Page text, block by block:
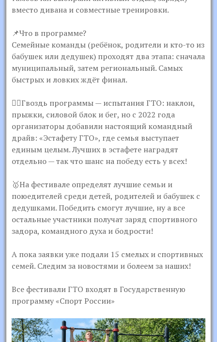
вместо дивана и совместные тренировки.
📌Что в программе?
Семейные команды (ребёнок, родители и кто-то из
бабушек или дедушек) проходят два этапа: сначала
муниципальный, затем региональный. Самых
быстрых и ловких ждёт финал.
🏃‍♂Гвоздь программы — испытания ГТО: наклон,
прыжки, силовой блок и бег, но с 2022 года
организаторы добавили настоящий командный
драйв: «Эстафету ГТО», где семья выступает
единым целым. Лучших в эстафете наградят
отдельно — так что шанс на победу есть у всех!
🥇На фестивале определят лучшие семьи и
поюедителей среди детей, родителей и бабушек с
дедушками. Победить смогут лучшие, ну а все
остальные участники получат заряд спортивного
задора, командного духа и бодрости!
А пока заявки уже подали 15 смелых и спортивных
семей. Следим за новостями и болеем за наших!
Все фестивали ГТО входят в Государственную
программу «Спорт России»